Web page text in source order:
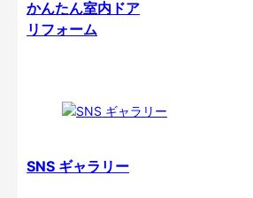
かんたん室内ドア
リフォーム
SNS ギャラリー